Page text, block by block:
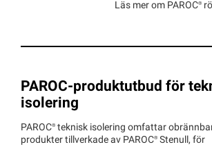
Läs mer om PAROC®
PAROC-produktutbud för
isolering
PAROC® teknisk isolering omfattar
produkter tillverkade av PAROC® Stenull, för